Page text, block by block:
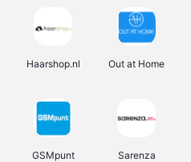
Haarshop.nl Out at Home
GSMpunt Sarenza